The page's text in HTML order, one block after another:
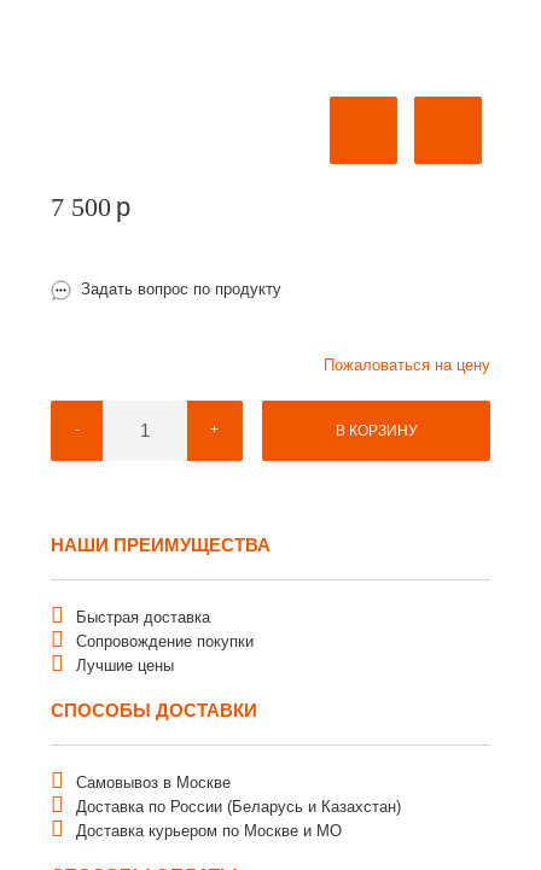
7 500 p
Задать вопрос по продукту
Пожаловаться на цену
- + В КОРЗИНУ
НАШИ ПРЕИМУЩЕСТВА
Быстрая доставка
Сопровождение покупки
Лучшие цены
СПОСОБЫ ДОСТАВКИ
Самовывоз в Москве
Доставка по России (Беларусь и Казахстан)
Доставка курьером по Москве и МО